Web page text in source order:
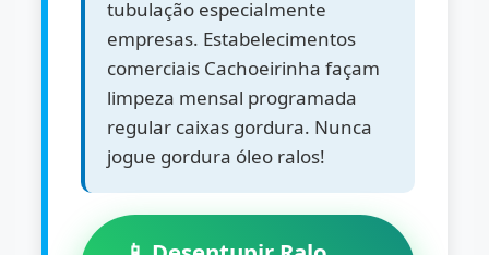
tubulação especialmente
empresas. Estabelecimentos
comerciais Cachoeirinha façam
limpeza mensal programada
regular caixas gordura. Nunca
jogue gordura óleo ralos!